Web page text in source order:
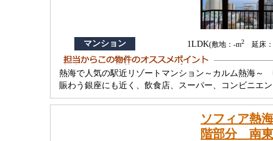
マンション 1LDK(敷地：-m2 延床：
熱海で人気の駅近リゾートマンション～カルム熱海～
賑わう銀座にも近く、飲食店、スーパー、コンビニエ
ソフィア熱
階部分 南